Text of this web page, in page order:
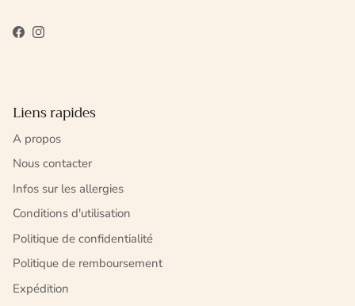
FacebookInstagram
Liens rapides
A propos
Nous contacter
Infos sur les allergies
Conditions d'utilisation
Politique de confidentialité
Politique de remboursement
Expédition